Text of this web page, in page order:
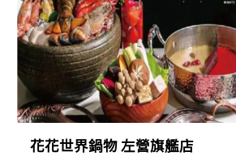
花花世界鍋物 左營旗艦店